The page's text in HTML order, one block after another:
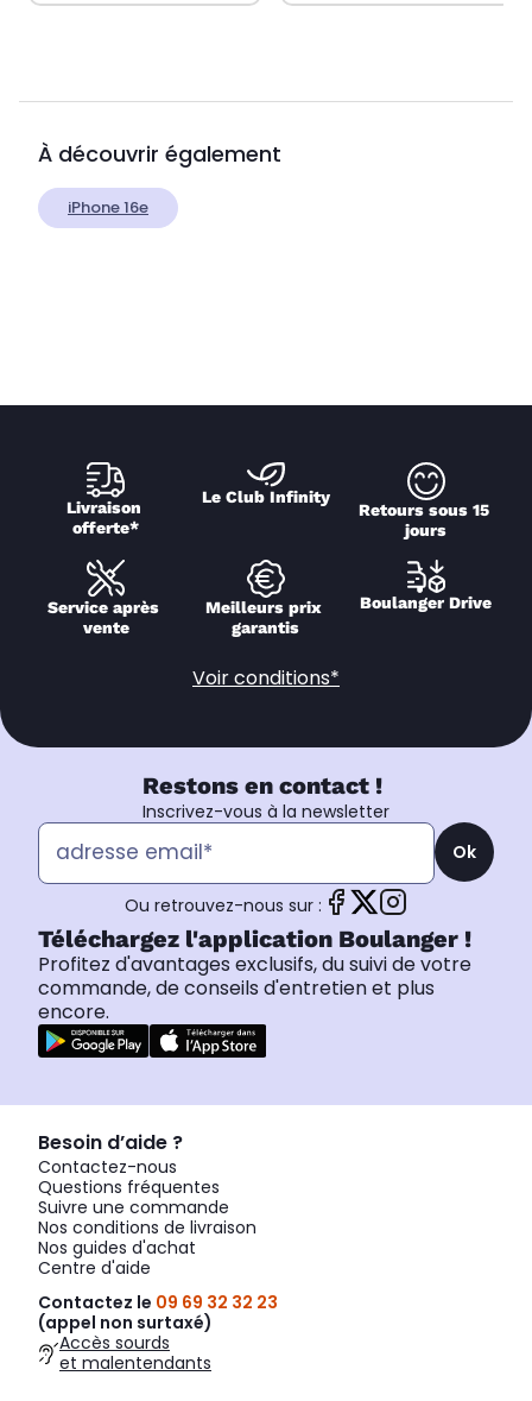
À découvrir également
iPhone 16e
Livraison
offerte*
Le Club Infinity
Retours sous 15
jours
Service après
vente
Meilleurs prix
garantis
Boulanger Drive
Voir conditions*
Restons en contact !
Inscrivez-vous à la newsletter
Ok
Ou retrouvez-nous sur :
Téléchargez l'application Boulanger !
Profitez d'avantages exclusifs, du suivi de votre
commande, de conseils d'entretien et plus
encore.
Besoin d’aide ?
Contactez-nous
Questions fréquentes
Suivre une commande
Nos conditions de livraison
Nos guides d'achat
Centre d'aide
Contactez le 09 69 32 32 23
(appel non surtaxé)
Accès sourds
et malentendants